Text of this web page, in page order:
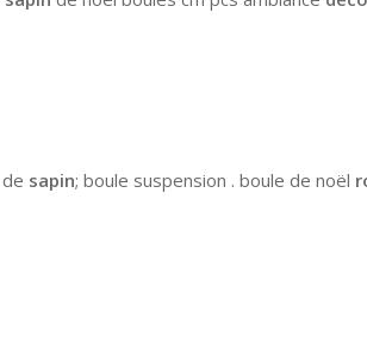
sapin; boule suspension . boule de noël